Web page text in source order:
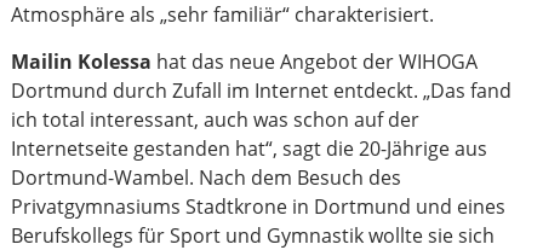
Atmosphäre als „sehr familiär“ charakterisiert.
Mailin Kolessa hat das neue Angebot der WIHOGA
Dortmund durch Zufall im Internet entdeckt. „Das fand
ich total interessant, auch was schon auf der
Internetseite gestanden hat“, sagt die 20-Jährige aus
Dortmund-Wambel. Nach dem Besuch des
Privatgymnasiums Stadtkrone in Dortmund und eines
Berufskollegs für Sport und Gymnastik wollte sie sich